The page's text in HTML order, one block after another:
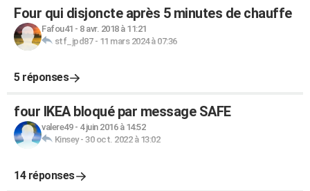
Four qui disjoncte après 5 minutes de chauffe
Fafou41 - 8 avr. 2018 à 11:21
stf_jpd87- 11 mars 2024 à 07:36
5 réponses
four IKEA bloqué par message SAFE
valere49- 4 juin 2016 à 14:52
Kinsey- 30 oct. 2022 à 13:02
14 réponses